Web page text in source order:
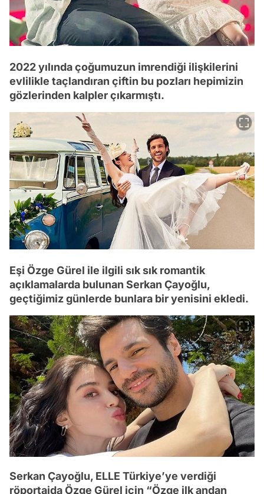
2022 yılında çoğumuzun imrendiği ilişkilerini
evlilikle taçlandıran çiftin bu pozları hepimizin
gözlerinden kalpler çıkarmıştı.
Eşi Özge Gürel ile ilgili sık sık romantik
açıklamalarda bulunan Serkan Çayoğlu,
geçtiğimiz günlerde bunlara bir yenisini ekledi.
Serkan Çayoğlu, ELLE Türkiye’ye verdiği
röportajda Özge Gürel için “Özge ilk andan